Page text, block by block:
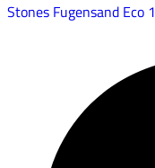
Stones Fugensand Eco